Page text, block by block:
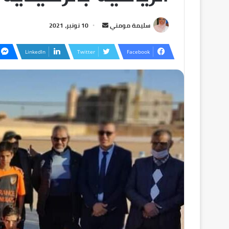
سليمة مومني 10 نونبر، 2021
Facebook
Twitter
LinkedIn